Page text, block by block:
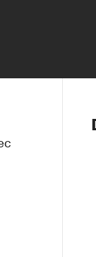
Notre
Nos
Santé et